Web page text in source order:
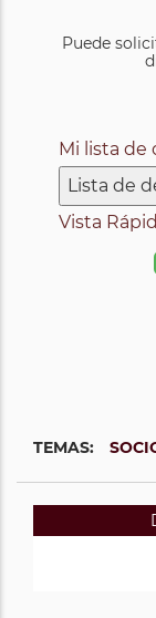
Puede
Mi lista de
Lista de
Vista
TEMAS: